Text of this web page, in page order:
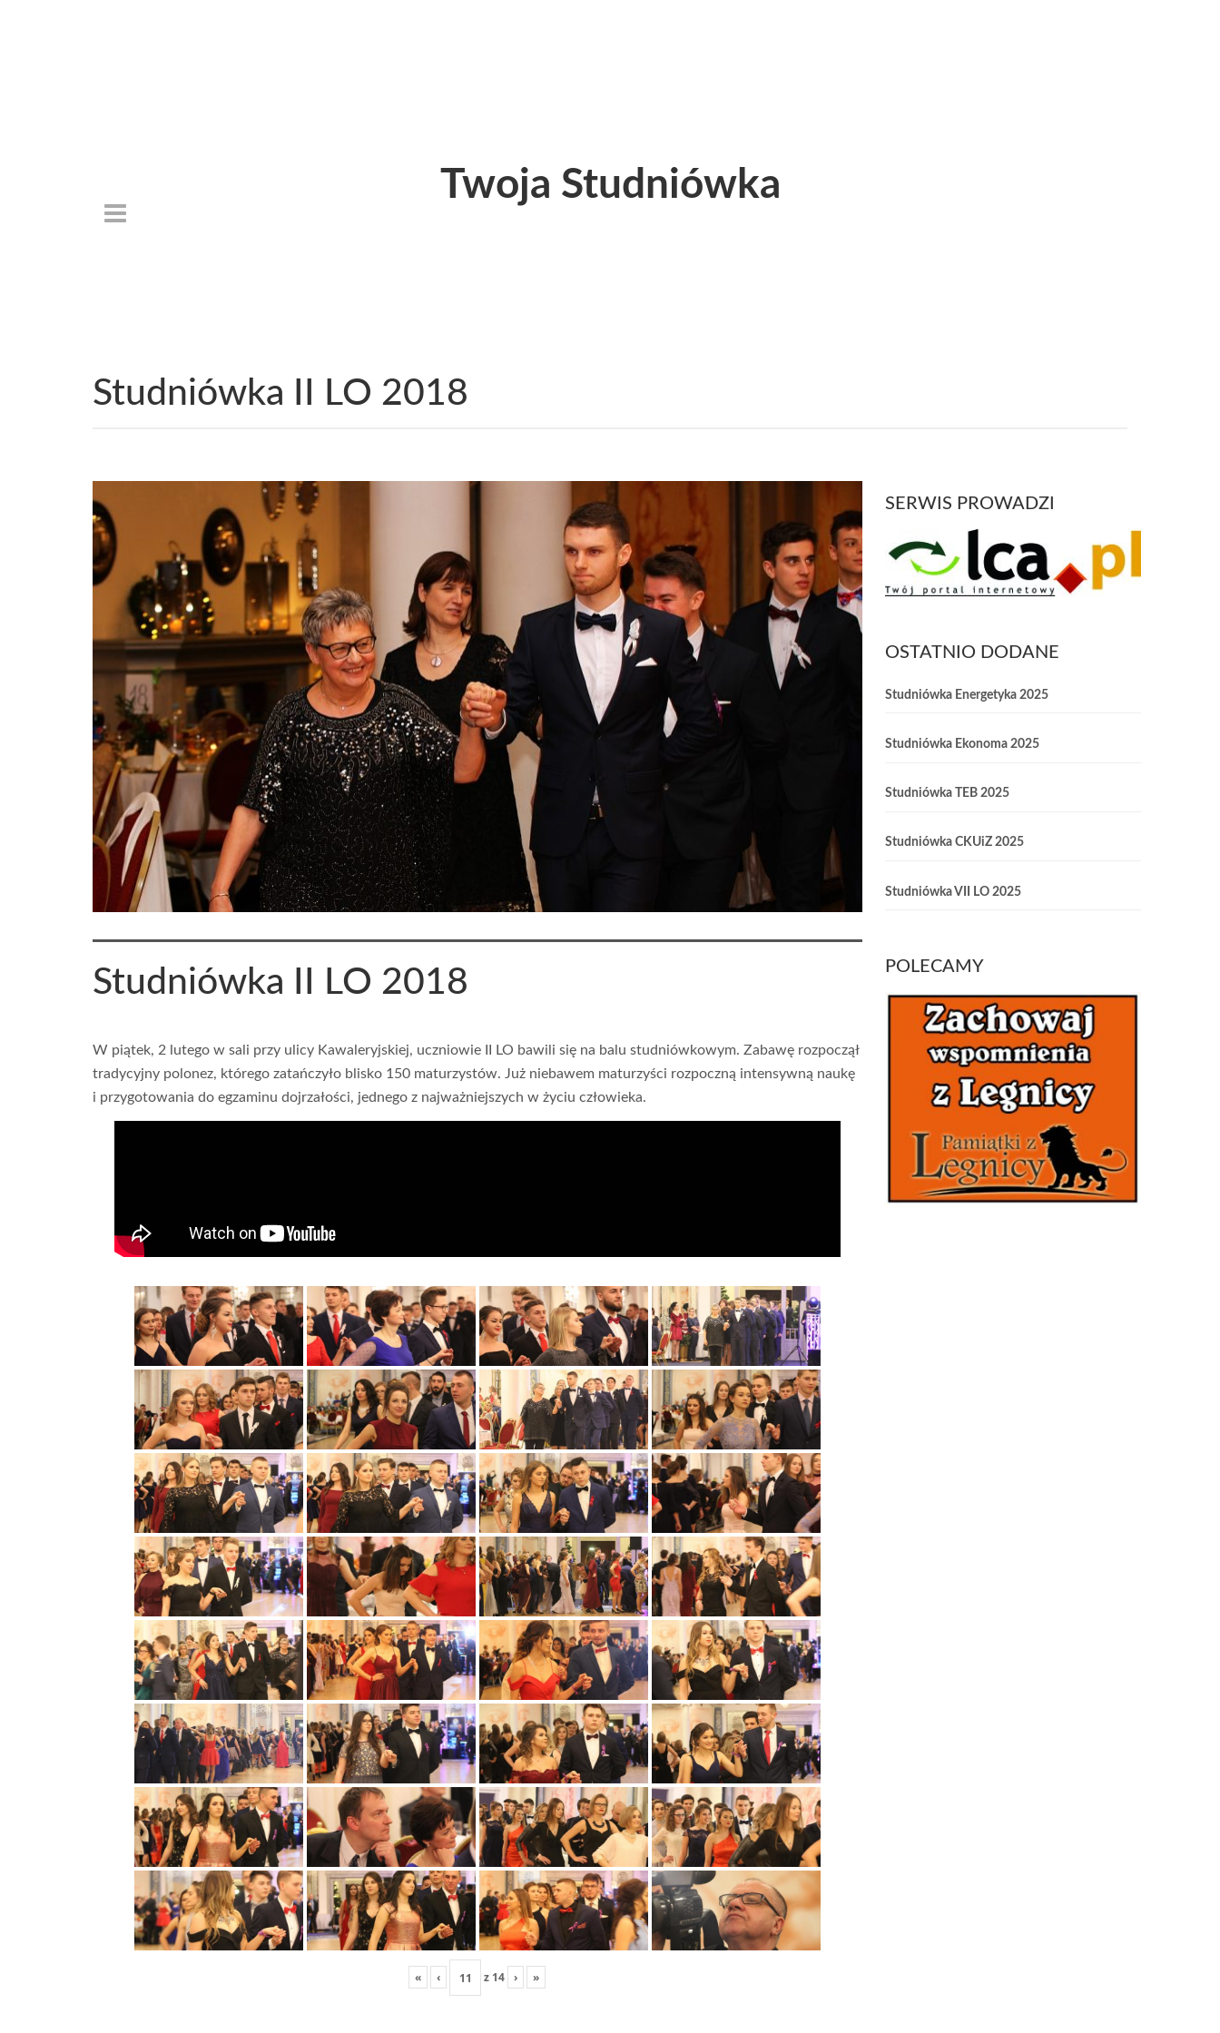
Twoja Studniówka
Studniówka II LO 2018
Studniówka II LO 2018
W piątek, 2 lutego w sali przy ulicy Kawaleryjskiej, uczniowie II LO bawili się na balu studniówkowym. Zabawę rozpoczął
tradycyjny polonez, którego zatańczyło blisko 150 maturzystów. Już niebawem maturzyści rozpoczną intensywną naukę
i przygotowania do egzaminu dojrzałości, jednego z najważniejszych w życiu człowieka.
« ‹ z 14 › »
SERWIS PROWADZI
OSTATNIO DODANE
Studniówka Energetyka 2025
Studniówka Ekonoma 2025
Studniówka TEB 2025
Studniówka CKUiZ 2025
Studniówka VII LO 2025
POLECAMY